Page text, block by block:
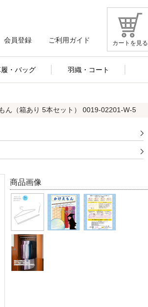
カートを見る
会員登録 ご利用ガイド
・バッグ 羽織・コート
ん（箱あり 5本セット） 0019-02201-W-5
商品画像